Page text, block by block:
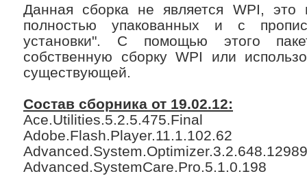
Данная сборка не является WPI, это
полностью упакованных и с
установки". С помощью этого
собственную сборку WPI или
существующей.
Состав сборника от 19.02.12:
Ace.Utilities.5.2.5.475.Final
Adobe.Flash.Player.11.1.102.62
Advanced.System.Optimizer.3.2.648.12989
Advanced.SystemCare.Pro.5.1.0.198